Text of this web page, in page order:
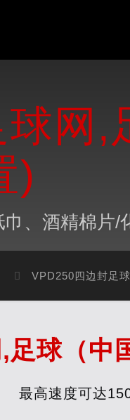
网,
)
、酒精棉片/
VPD250四边封足
球（中
最高速度可达